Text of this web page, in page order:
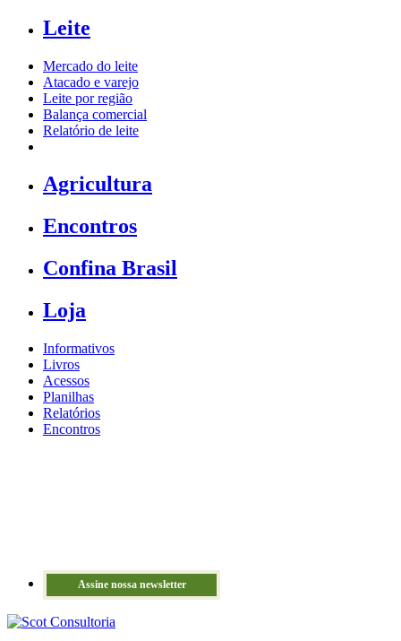
Leite
Mercado do leite
Atacado e varejo
Leite por região
Balança comercial
Relatório de leite
Agricultura
Encontros
Confina Brasil
Loja
Informativos
Livros
Acessos
Planilhas
Relatórios
Encontros
Assine nossa newsletter